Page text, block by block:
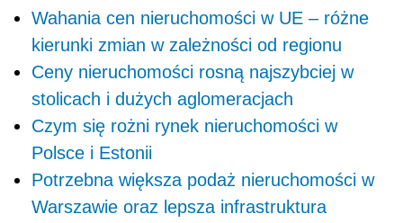
Wahania cen nieruchomości w UE – różne
kierunki zmian w zależności od regionu
Ceny nieruchomości rosną najszybciej w
stolicach i dużych aglomeracjach
Czym się rożni rynek nieruchomości w
Polsce i Estonii
Potrzebna większa podaż nieruchomości w
Warszawie oraz lepsza infrastruktura